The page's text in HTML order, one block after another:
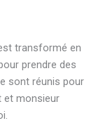
transformé en
prendre des
sont réunis pour
et monsieur